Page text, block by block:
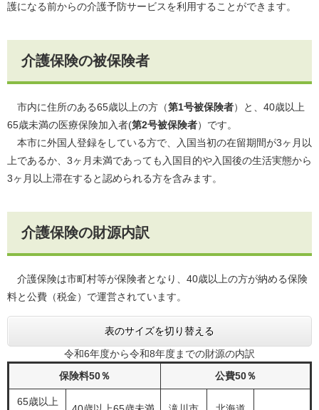
護になる前からの介護予防サービスを利用することができます。
介護保険の被保険者
市内に住所のある65歳以上の方（第1号被保険者）と、40歳以上
65歳未満の医療保険加入者(第2号被保険者）です。
本市に外国人登録をしている方で、入国当初の在留期間が3ヶ月以
上であるか、3ヶ月未満であっても入国目的や入国後の生活実態から
3ヶ月以上滞在すると認められる方を含みます。
介護保険の財源内訳
介護保険は市町村等が保険者となり、40歳以上の方が納める保険
料と公費（税金）で運営されています。
表のサイズを切り替える
令和6年度から令和8年度までの財源の内訳
保険料50％
公費50％
65歳以上